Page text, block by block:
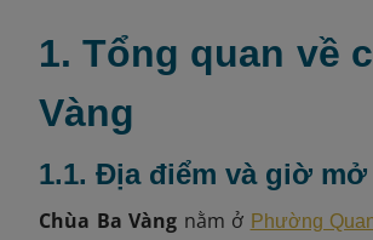
1. Tổng quan về
Vàng
1.1. Địa điểm và giờ
Chùa Ba Vàng nằm ở Phường